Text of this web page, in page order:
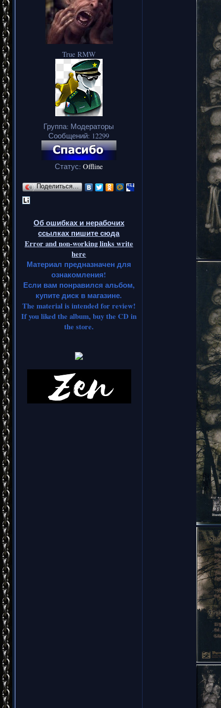
True RMW
Группа: Модераторы
Сообщений: 12299
Статус: Offline
Поделиться…
Об ошибках и нерабочих
ссылках пишите сюда
Error and non-working links write
here
Материал предназначен для
ознакомления!
Если вам понравился альбом,
купите диск в магазине.
The material is intended for review!
If you liked the album, buy the CD in
the store.